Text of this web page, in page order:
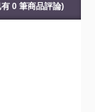
0 筆商品評論)